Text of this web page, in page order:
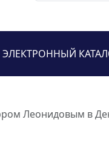
ЭЛЕКТРОННЫЙ
Леонидовым в